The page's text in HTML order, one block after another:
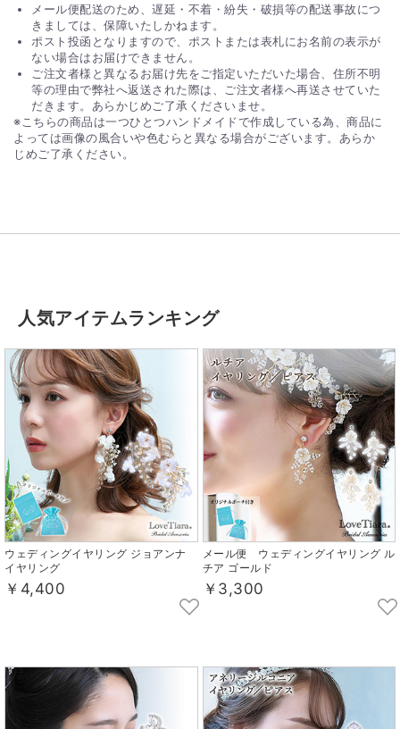
メール便配送のため、遅延・不着・紛失・破損等の配送事故につ
きましては、保障いたしかねます。
ポスト投函となりますので、ポストまたは表札にお名前の表示が
ない場合はお届けできません。
ご注文者様と異なるお届け先をご指定いただいた場合、住所不明
等の理由で弊社へ返送された際は、ご注文者様へ再送させていた
だきます。あらかじめご了承くださいませ。
※こちらの商品は一つひとつハンドメイドで作成している為、商品に
よっては画像の風合いや色むらと異なる場合がございます。あらか
じめご了承ください。
人気アイテムランキング
ウェディングイヤリング ジョアンナ
イヤリング
￥4,400
メール便 ウェディングイヤリング ル
チア ゴールド
￥3,300